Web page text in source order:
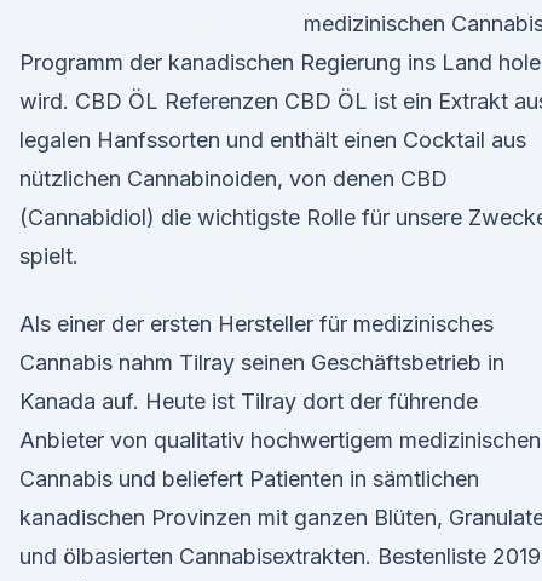
medizinischen
Programm der kanadischen Regierung ins Land
wird. CBD ÖL Referenzen CBD ÖL ist ein Extrakt
legalen Hanfssorten und enthält einen Cocktail aus
nützlichen Cannabinoiden, von denen CBD
(Cannabidiol) die wichtigste Rolle für unsere
spielt.
Als einer der ersten Hersteller für medizinisches
Cannabis nahm Tilray seinen Geschäftsbetrieb in
Kanada auf. Heute ist Tilray dort der führende
Anbieter von qualitativ hochwertigem medizinischen
Cannabis und beliefert Patienten in sämtlichen
kanadischen Provinzen mit ganzen Blüten,
und ölbasierten Cannabisextrakten. Bestenliste 2019